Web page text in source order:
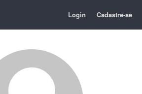
Login Cadastre-se